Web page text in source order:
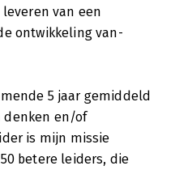
van een
ontwikkeling van-
5 jaar gemiddeld
denken en/of
is mijn missie
betere leiders, die